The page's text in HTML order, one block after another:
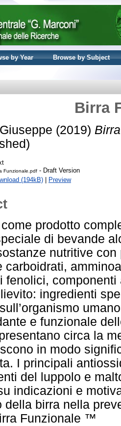
by Year
Browse by Subject
Birra
(2019)
Funzionale.pdf - Draft Version
(194kB) | Preview
prodotto
di bevande
nutritive
carboidrati,
fenolici,
lievito: ingredienti
e funzionale
circa la
in modo
I principali
del luppolo e
indicazioni e
della birra nella
Funzionale ™